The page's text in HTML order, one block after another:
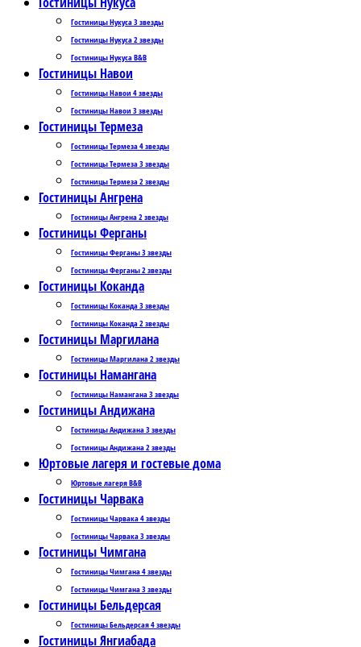
Гостиницы Нукуса 3 звезды
Гостиницы Нукуса 2 звезды
Гостиницы Нукуса B&B
Гостиницы Навои
Гостиницы Навои 4 звезды
Гостиницы Навои 3 звезды
Гостиницы Термеза
Гостиницы Термеза 4 звезды
Гостиницы Термеза 3 звезды
Гостиницы Термеза 2 звезды
Гостиницы Ангрена
Гостиницы Ангрена 2 звезды
Гостиницы Ферганы
Гостиницы Ферганы 3 звезды
Гостиницы Ферганы 2 звезды
Гостиницы Коканда
Гостиницы Коканда 3 звезды
Гостиницы Коканда 2 звезды
Гостиницы Маргилана
Гостиницы Маргилана 2 звезды
Гостиницы Намангана
Гостиницы Намангана 3 звезды
Гостиницы Андижана
Гостиницы Андижана 3 звезды
Гостиницы Андижана 2 звезды
Юртовые лагеря и гостевые дома
Юртовые лагеря B&B
Гостиницы Чарвака
Гостиницы Чарвака 4 звезды
Гостиницы Чарвака 3 звезды
Гостиницы Чимгана
Гостиницы Чимгана 4 звезды
Гостиницы Чимгана 3 звезды
Гостиницы Бельдерсая
Гостиницы Бельдерсая 4 звезды
Гостиницы Янгиабада